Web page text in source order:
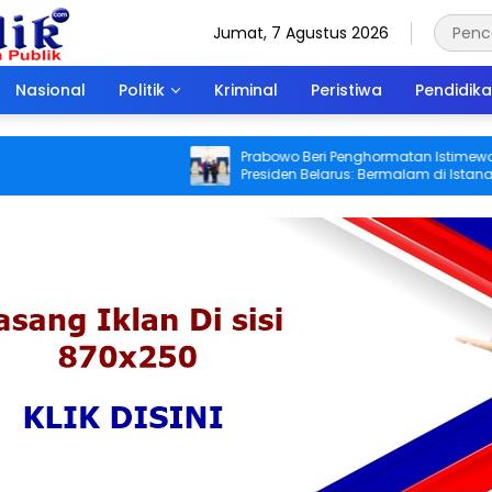
Jumat, 7 Agustus 2026
Nasional Politik Kriminal Peristiwa
Prabowo Beri Penghormatan Istimewa
Presiden Belarus: Bermalam di Istana
Negara